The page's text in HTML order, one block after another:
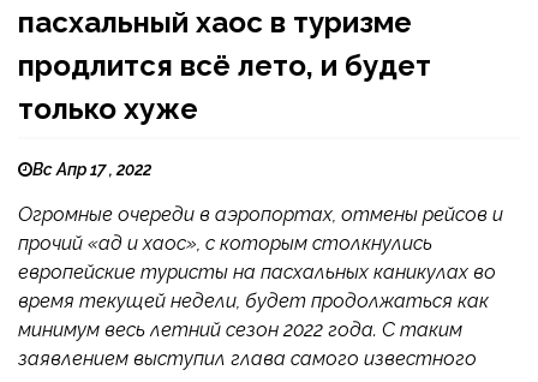
пасхальный хаос в туризме
продлится всё лето, и будет
только хуже
Вс Апр 17 , 2022
Огромные очереди в аэропортах, отмены рейсов и
прочий «ад и хаос», с которым столкнулись
европейские туристы на пасхальных каникулах во
время текущей недели, будет продолжаться как
минимум весь летний сезон 2022 года. С таким
заявлением выступил глава самого известного